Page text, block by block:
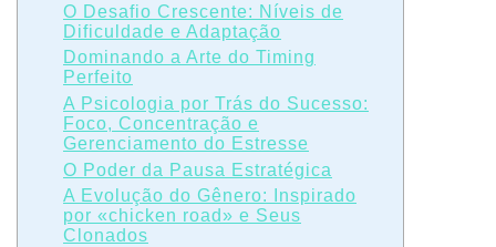
O Desafio Crescente: Níveis de
Dificuldade e Adaptação
Dominando a Arte do Timing
Perfeito
A Psicologia por Trás do Sucesso:
Foco, Concentração e
Gerenciamento do Estresse
O Poder da Pausa Estratégica
A Evolução do Gênero: Inspirado
por «chicken road» e Seus
Clonados